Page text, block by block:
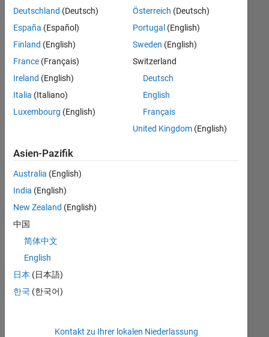
können
die
Suchkriterien
weiter
fassen
oder
alle
Stellenangebote
anzeigen .
noch
keine
offenen
Stellen
können,
die
Ihren
entsprechen,
werden
unseres
Deutschland (Deutsch)
España (Español)
Finland (English)
France (Français)
Ireland (English)
Italia (Italiano)
Luxembourg (English)
Österreich (Deutsch)
Portugal (English)
Sweden (English)
Switzerland
Deutsch
English
Français
United Kingdom(English)
Asien-Pazifik
Australia (English)
India (English)
New Zealand (English)
中国
简体中文
English
日本 (日本語)
한국 (한국어)
Kontakt zu Ihrer lokalen Niederlassung